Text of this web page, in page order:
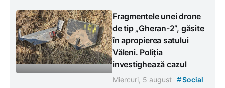
Fragmentele unei drone
de tip „Gheran-2”, găsite
în apropierea satului
Văleni. Poliția
investighează cazul
Miercuri, 5 august #Social